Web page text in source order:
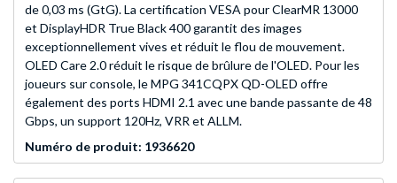
de 0,03 ms (GtG). La certification VESA pour ClearMR 13000
et DisplayHDR True Black 400 garantit des images
exceptionnellement vives et réduit le flou de mouvement.
OLED Care 2.0 réduit le risque de brûlure de l'OLED. Pour les
joueurs sur console, le MPG 341CQPX QD-OLED offre
également des ports HDMI 2.1 avec une bande passante de 48
Gbps, un support 120Hz, VRR et ALLM.
Numéro de produit: 1936620